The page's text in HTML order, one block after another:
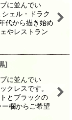
に並んでい
ェル・ドラク
代から描き始め
やレストラン
]
に並んでい
クレスです。
とブラックの
欄からご希望